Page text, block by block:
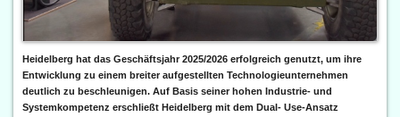
Heidelberg hat das Geschäftsjahr 2025/2026 erfolgreich genutzt, um ihre
Entwicklung zu einem breiter aufgestellten Technologieunternehmen
deutlich zu beschleunigen. Auf Basis seiner hohen Industrie- und
Systemkompetenz erschließt Heidelberg mit dem Dual- Use-Ansatz